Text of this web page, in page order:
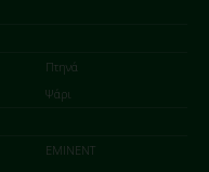
Πτηνά
Ψάρι
EMINENT